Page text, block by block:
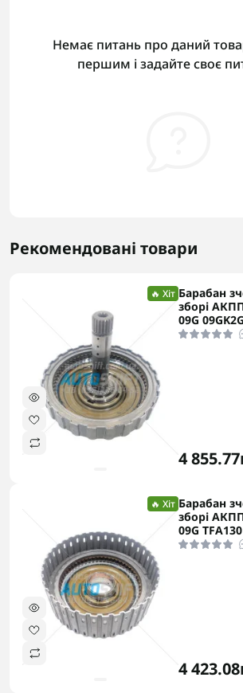
Немає питань про даний
першим і задайте своє
Рекомендовані товари
🔥 Хіт Барабан
зборі
09G
4
🔥 Хіт Барабан
зборі
09G
4